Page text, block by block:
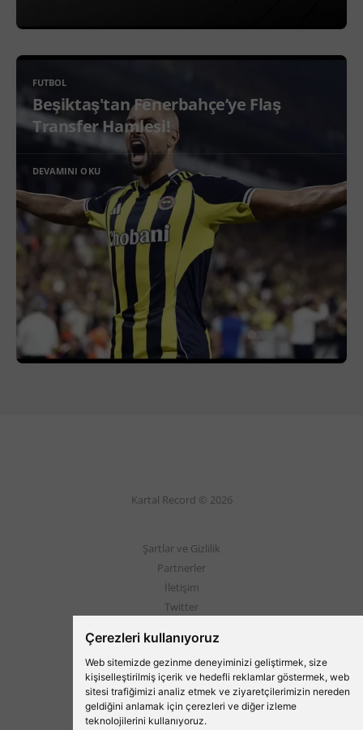
Çerezleri kullanıyoruz
Web sitemizde gezinme deneyiminizi geliştirmek, size
kişiselleştirilmiş içerik ve hedefli reklamlar göstermek, web
sitesi trafiğimizi analiz etmek ve ziyaretçilerimizin nereden
geldiğini anlamak için çerezleri ve diğer izleme
teknolojilerini kullanıyoruz.
FUTBOL
Beşiktaş'tan Fenerbahçe’ye Flaş
Transfer Hamlesi!
DEVAMINI OKU
Kartal Record © 2026
Şartlar ve Gizlilik
Partnerler
İletişim
Twitter
Beşiktaş'ın Medyası